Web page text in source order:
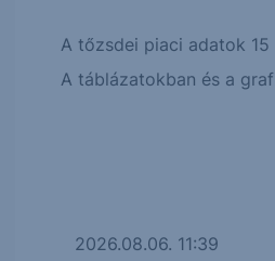
A tőzsdei piaci adatok
A táblázatokban és a
2026.08.06. 11:39